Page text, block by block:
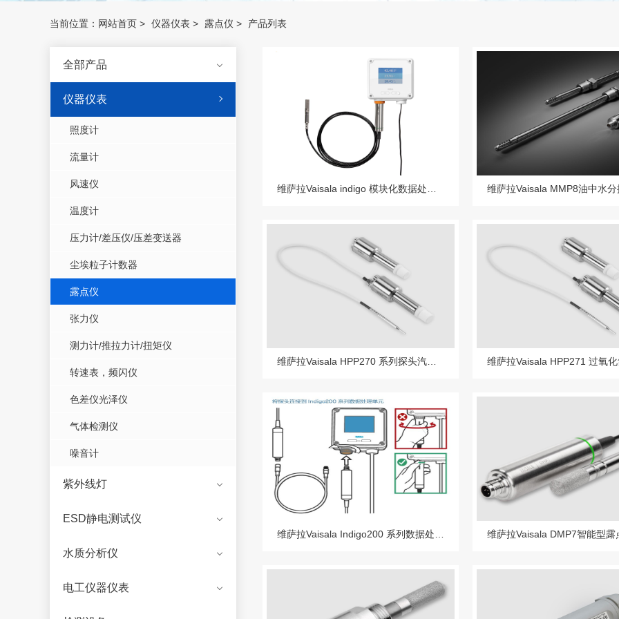
当前位置： 网站首页 > 仪器仪表 > 露点仪 > 产品列表
全部产品
仪器仪表
照度计
流量计
风速仪
温度计
压力计/差压仪/压差变送器
尘埃粒子计数器
露点仪
张力仪
测力计/推拉力计/扭矩仪
转速表，频闪仪
色差仪光泽仪
气体检测仪
噪音计
紫外线灯
ESD静电测试仪
水质分析仪
电工仪器仪表
维萨拉Vaisala MMP8油中水分